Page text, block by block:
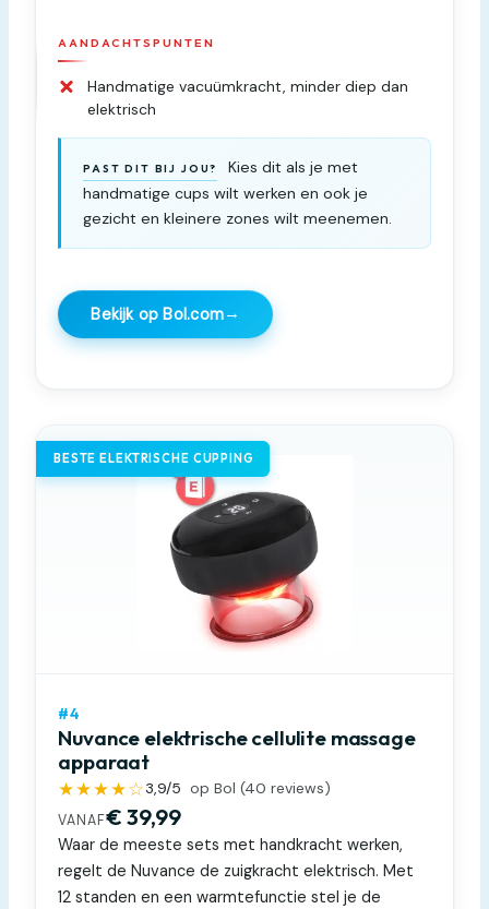
AANDACHTSPUNTEN
Handmatige vacuümkracht, minder diep dan
elektrisch
PAST DIT BIJ JOU?
Kies dit als je met
handmatige cups wilt werken en ook je
gezicht en kleinere zones wilt meenemen.
Bekijk op Bol.com→
BESTE ELEKTRISCHE CUPPING
#4
Nuvance elektrische cellulite massage
apparaat
★★★★☆3,9/5 op Bol (40 reviews)
VANAF€ 39,99
Waar de meeste sets met handkracht werken,
regelt de Nuvance de zuigkracht elektrisch. Met
12 standen en een warmtefunctie stel je de